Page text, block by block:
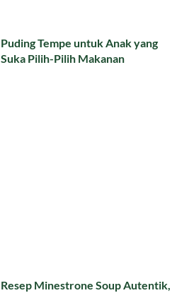
Puding Tempe untuk Anak yang
Suka Pilih-Pilih Makanan
Resep Minestrone Soup Autentik,